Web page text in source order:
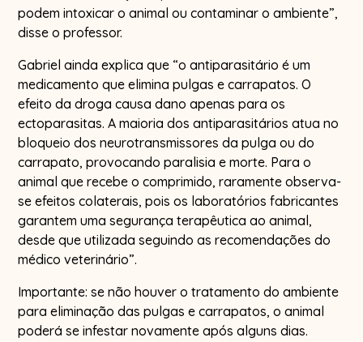
podem intoxicar o animal ou contaminar o ambiente”,
disse o professor.
Gabriel ainda explica que “o antiparasitário é um
medicamento que elimina pulgas e carrapatos. O
efeito da droga causa dano apenas para os
ectoparasitas. A maioria dos antiparasitários atua no
bloqueio dos neurotransmissores da pulga ou do
carrapato, provocando paralisia e morte. Para o
animal que recebe o comprimido, raramente observa-
se efeitos colaterais, pois os laboratórios fabricantes
garantem uma segurança terapêutica ao animal,
desde que utilizada seguindo as recomendações do
médico veterinário”.
Importante: se não houver o tratamento do ambiente
para eliminação das pulgas e carrapatos, o animal
poderá se infestar novamente após alguns dias.